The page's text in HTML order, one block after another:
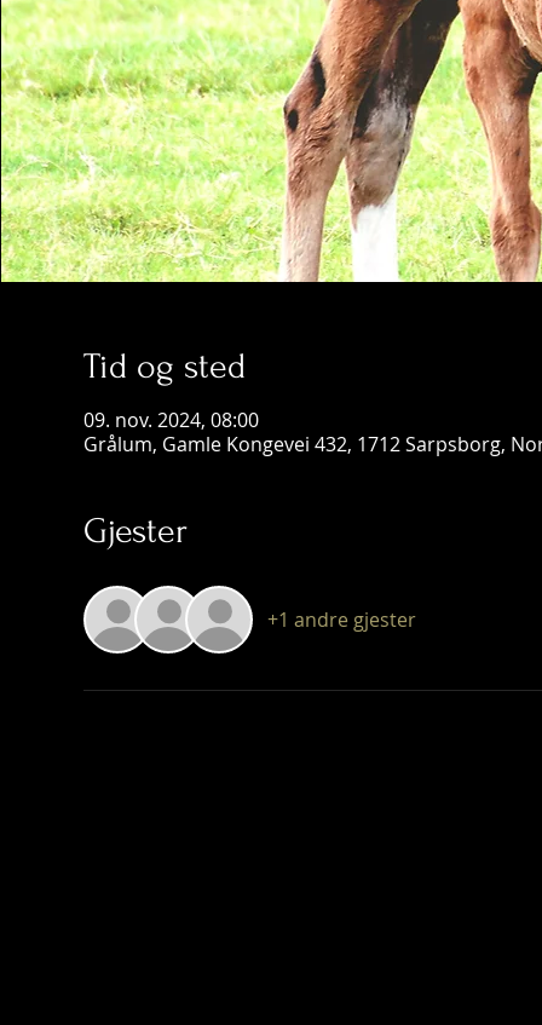
Tid og sted
09. nov. 2024, 08:00
Grålum, Gamle Kongevei 432, 1712 Sarpsborg,
Gjester
+1 andre gjester